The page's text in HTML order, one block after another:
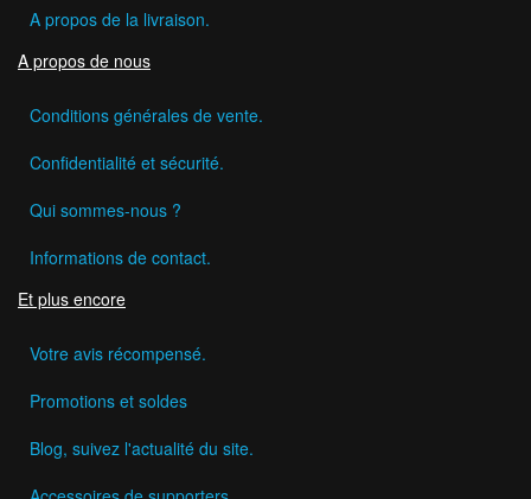
A propos de la livraison.
A propos de nous
Conditions générales de vente.
Confidentialité et sécurité.
Qui sommes-nous ?
Informations de contact.
Et plus encore
Votre avis récompensé.
Promotions et soldes
Blog, suivez l'actualité du site.